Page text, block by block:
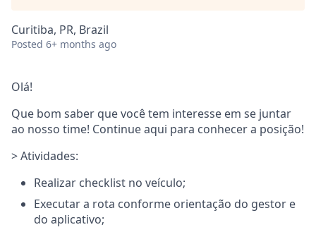
Curitiba, PR, Brazil
Posted 6+ months ago
Olá!
Que bom saber que você tem interesse em se juntar
ao nosso time! Continue aqui para conhecer a posição!
> Atividades:
Realizar checklist no veículo;
Executar a rota conforme orientação do gestor e
do aplicativo;